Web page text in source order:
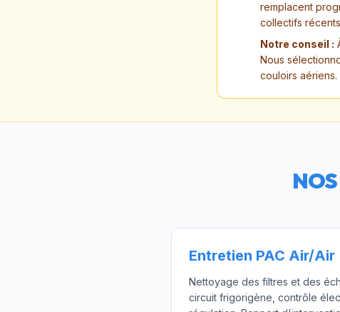
remplacent
collectifs
Notre conseil :
Nous
couloirs
Entretien PAC Air/Air
Nettoyage des filtres et des
circuit frigorigène, contrôle